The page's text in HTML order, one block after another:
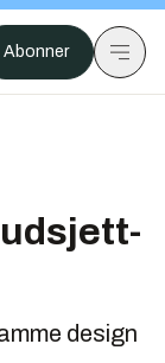
Abonner
design